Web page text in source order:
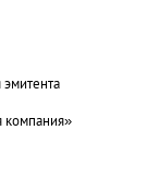
компания»